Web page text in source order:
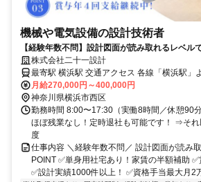
機械や電気設備の設計技術者
【経験年数不問】設計図面が読み取れるレベル
120日
株式会社二十一設計
最寄駅 横浜駅 交通アクセス 各線「横浜駅」より徒歩8分 ＊転勤なし
＊駅チカ
月給270,000円～400,000円
神奈川県横浜市西区
勤務時間 8:00〜17:30（実働8時間／休憩90
ほぼ残業なし！定時退社も可能です！ ⇒そ
度
仕事内容 ＼経験年数不問／ 設計図面が読み
POINT ✅単身用社宅あり！家賃の半額補助
✅設計実績1000件以上！ ✅資格手当最大月2